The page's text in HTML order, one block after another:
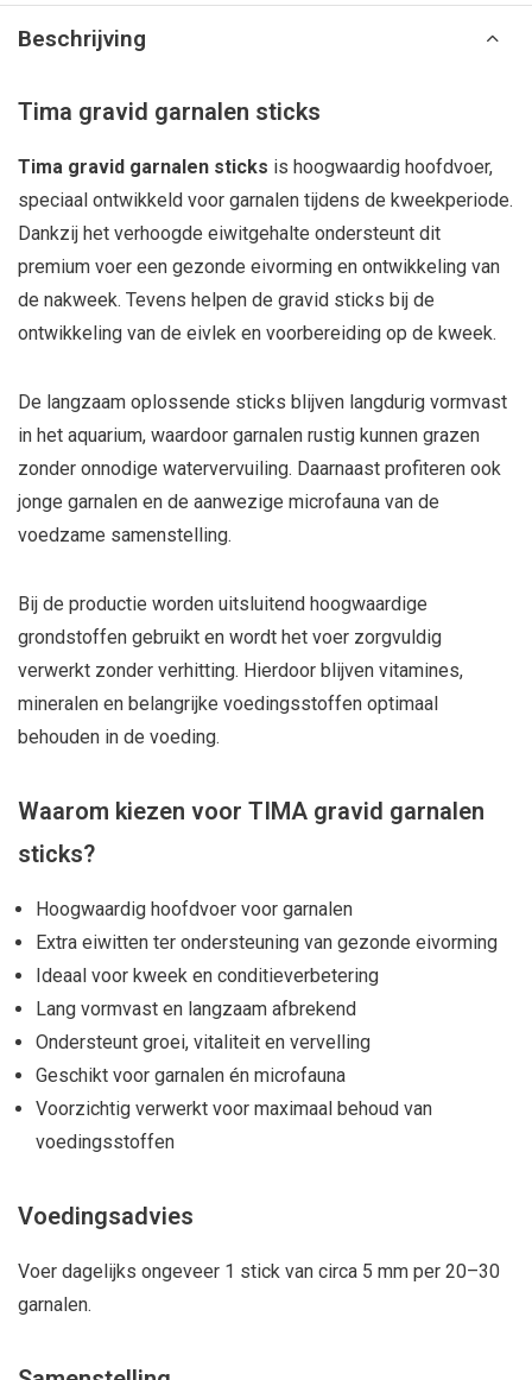
Beschrijving
Tima gravid garnalen sticks
Tima gravid garnalen sticks is hoogwaardig hoofdvoer,
speciaal ontwikkeld voor garnalen tijdens de kweekperiode.
Dankzij het verhoogde eiwitgehalte ondersteunt dit
premium voer een gezonde eivorming en ontwikkeling van
de nakweek. Tevens helpen de gravid sticks bij de
ontwikkeling van de eivlek en voorbereiding op de kweek.
De langzaam oplossende sticks blijven langdurig vormvast
in het aquarium, waardoor garnalen rustig kunnen grazen
zonder onnodige watervervuiling. Daarnaast profiteren ook
jonge garnalen en de aanwezige microfauna van de
voedzame samenstelling.
Bij de productie worden uitsluitend hoogwaardige
grondstoffen gebruikt en wordt het voer zorgvuldig
verwerkt zonder verhitting. Hierdoor blijven vitamines,
mineralen en belangrijke voedingsstoffen optimaal
behouden in de voeding.
Waarom kiezen voor TIMA gravid garnalen
sticks?
Hoogwaardig hoofdvoer voor garnalen
Extra eiwitten ter ondersteuning van gezonde eivorming
Ideaal voor kweek en conditieverbetering
Lang vormvast en langzaam afbrekend
Ondersteunt groei, vitaliteit en vervelling
Geschikt voor garnalen én microfauna
Voorzichtig verwerkt voor maximaal behoud van
voedingsstoffen
Voedingsadvies
Voer dagelijks ongeveer 1 stick van circa 5 mm per 20–30
garnalen.